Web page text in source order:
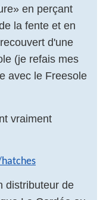
en perçant
la fente et en
d'une
(je refais mes
avec le Freesole
vraiment
distributeur de